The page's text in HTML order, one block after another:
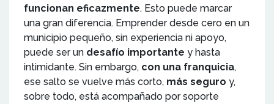
funcionan eficazmente. Esto puede marcar
una gran diferencia. Emprender desde cero en un
municipio pequeño, sin experiencia ni apoyo,
puede ser un desafío importante y hasta
intimidante. Sin embargo, con una franquicia,
ese salto se vuelve más corto, más seguro y,
sobre todo, está acompañado por soporte